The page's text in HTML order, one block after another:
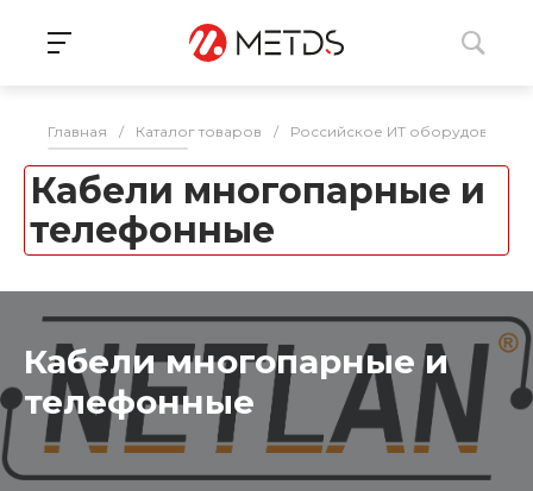
Главная / Каталог товаров / Российское ИТ оборудование
Кабели многопарные и
телефонные
Кабели многопарные и
телефонные